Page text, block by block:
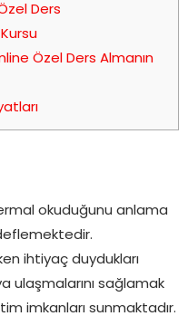
Ders
Özel Ders Almanın
okuduğunu anlama
ihtiyaç duydukları
ulaşmalarını sağlamak
imkanları sunmaktadır.